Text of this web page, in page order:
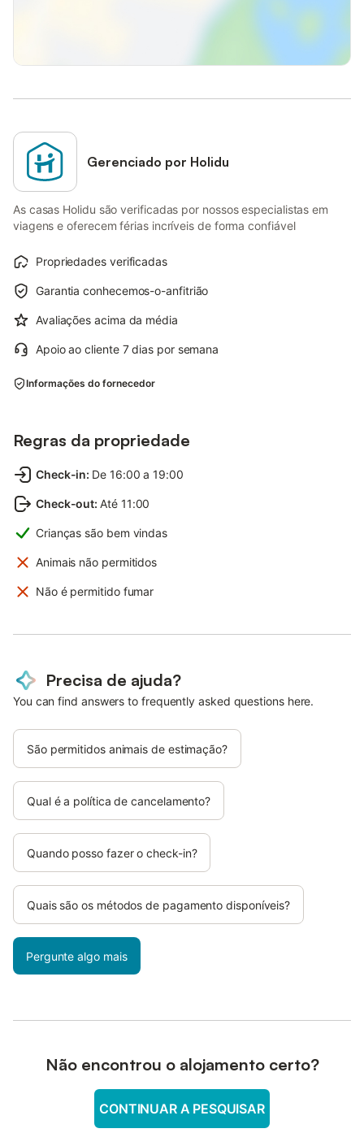
Gerenciado por Holidu
As casas Holidu são verificadas por nossos especialistas em
viagens e oferecem férias incríveis de forma confiável
Propriedades verificadas
Garantia conhecemos-o-anfitrião
Avaliações acima da média
Apoio ao cliente 7 dias por semana
Informações do fornecedor
Regras da propriedade
Check-in: De 16:00 a 19:00
Check-out: Até 11:00
Crianças são bem vindas
Animais não permitidos
Não é permitido fumar
Precisa de ajuda?
You can find answers to frequently asked questions here.
São permitidos animais de estimação?
Qual é a política de cancelamento?
Quando posso fazer o check-in?
Quais são os métodos de pagamento disponíveis?
Pergunte algo mais
Não encontrou o alojamento certo?
CONTINUAR A PESQUISAR